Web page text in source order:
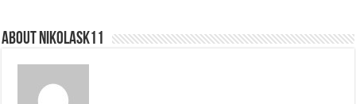
About nikolask11